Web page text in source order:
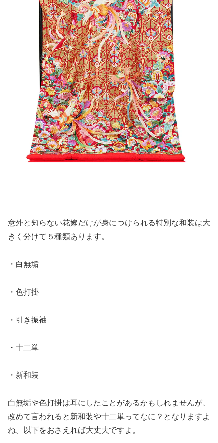
意外と知らない花嫁だけが身につけられる特別な和装は大
きく分けて５種類あります。
・白無垢
・色打掛
・引き振袖
・十二単
・新和装
白無垢や色打掛は耳にしたことがあるかもしれませんが、
改めて言われると新和装や十二単ってなに？となりますよ
ね。以下をおさえれば大丈夫ですよ。